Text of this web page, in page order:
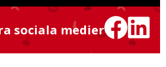
sociala medier